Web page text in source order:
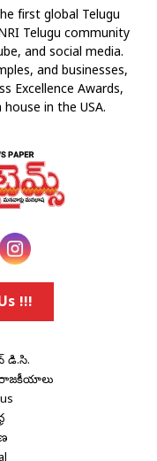
first global Telugu
Telugu community
and social media.
and businesses,
Excellence Awards,
in the USA.
!!!
డి.సి.